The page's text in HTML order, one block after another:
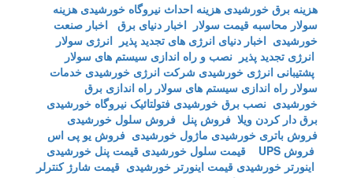
هزینه برق خورشیدی هزینه احداث نیروگاه خورشیدی هزینه
سولار محاسبه قیمت سولار اخبار دنیای برق اخبار صنعت
خورشیدی اخبار دنیای انرژی های تجدید پذیر انرژی سولار
انرژی تجدید پذیر نصب و راه اندازی سیستم های سولار
پشتیبانی انرژی خورشیدی شرکت انرژی خورشیدی خدمات
سولار راه اندازی سیستم های سولار راه اندازی برق
خورشیدی نصب برق خورشیدی فتولتائیک نیروگاه خورشیدی
برق دار کردن ویلا فروش پنل فروش سلول خورشیدی
فروش باتری خورشیدی ماژول خورشیدی فروش یو پی اس
فروش UPS
قیمت سلول خورشیدی قیمت پنل خورشیدی
اینورتر خورشیدی قیمت اینورتر خورشیدی قیمت شارژ کنترلر